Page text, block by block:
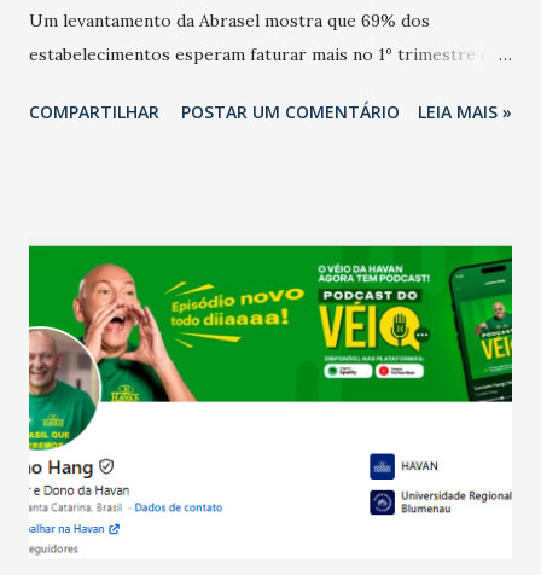
Um levantamento da Abrasel mostra que 69% dos
estabelecimentos esperam faturar mais no 1º trimestre de
relação ao último trimestre deste ano, 56% também
confraternizações de fim de ano e pelo pagamento do 13º
Salário para um número maior de trabalhadores, já que o
país tem a menor taxa de desemprego dos anos recentes.
Ainda segundo a Pesquisa, em novembro de 2025, 40% dos
bares e restaurantes operaram com lucro e outros 40%
registraram equilíbrio financeiro. Já o percentual de
estabelecimentos no prejuízo ficou em 19%, pouco abaixo
do observado no mês anterior. Outros 1% não existiam em
novembro. Em relação a outubro, o faturamento também
cresceu. De acordo com a pesquisa, 44% dos n...
COMPARTILHAR POSTAR UM COMENTÁRIO LEIA MAIS »